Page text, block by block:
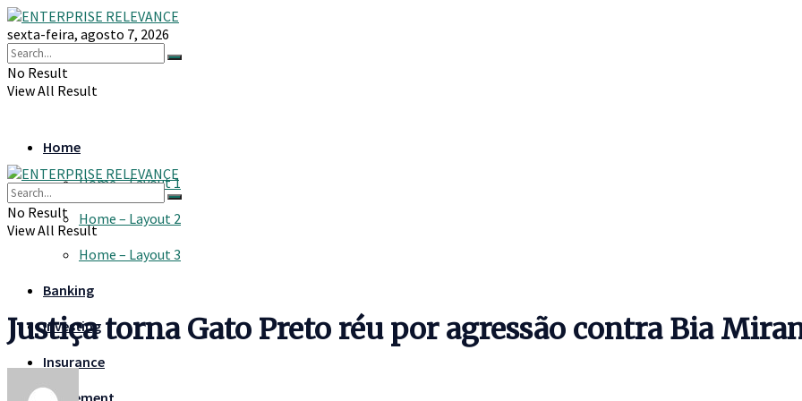
sexta-feira, agosto 7, 2026
No Result
View All Result
Home
Home – Layout 1
Home – Layout 2
Home – Layout 3
Banking
Investing
Insurance
Retirement
No Result
View All Result
Justiça torna Gato Preto réu por agressão contra Bia